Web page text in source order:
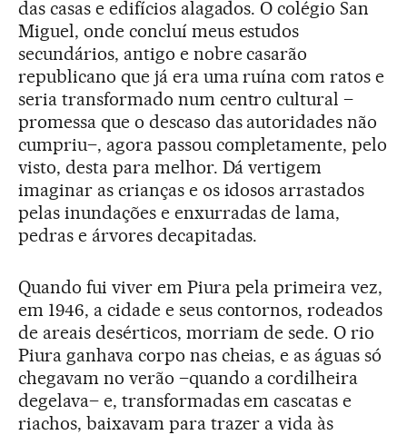
das casas e edifícios alagados. O colégio San
Miguel, onde concluí meus estudos
secundários, antigo e nobre casarão
republicano que já era uma ruína com ratos e
seria transformado num centro cultural –
promessa que o descaso das autoridades não
cumpriu–, agora passou completamente, pelo
visto, desta para melhor. Dá vertigem
imaginar as crianças e os idosos arrastados
pelas inundações e enxurradas de lama,
pedras e árvores decapitadas.
Quando fui viver em Piura pela primeira vez,
em 1946, a cidade e seus contornos, rodeados
de areais desérticos, morriam de sede. O rio
Piura ganhava corpo nas cheias, e as águas só
chegavam no verão –quando a cordilheira
degelava– e, transformadas em cascatas e
riachos, baixavam para trazer a vida às